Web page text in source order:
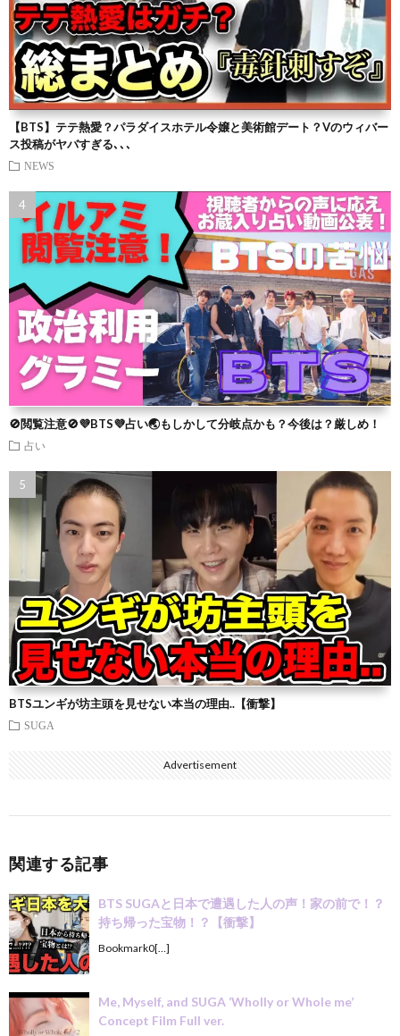
【BTS】テテ熱愛？パラダイスホテル令嬢と美術館デート？Vのウィバー
ス投稿がヤバすぎる､､､
NEWS
🚫閲覧注意🚫💜BTS💜占い🌏もしかして分岐点かも？今後は？厳しめ！
占い
BTSユンギが坊主頭を見せない本当の理由..【衝撃】
SUGA
Advertisement
関連する記事
BTS SUGAと日本で遭遇した人の声！家の前で！？
持ち帰った宝物！？【衝撃】
Bookmark0[…]
Me, Myself, and SUGA ‘Wholly or Whole me’
Concept Film Full ver.